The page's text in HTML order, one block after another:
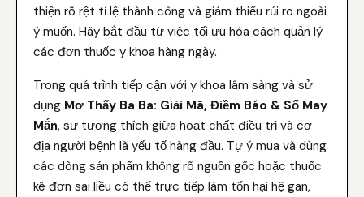
thiện rõ rệt tỉ lệ thành công và giảm thiểu rủi ro ngoài
ý muốn. Hãy bắt đầu từ việc tối ưu hóa cách quản lý
các đơn thuốc y khoa hàng ngày.
Trong quá trình tiếp cận với y khoa lâm sàng và sử
dụng Mơ Thấy Ba Ba: Giải Mã, Điềm Báo & Số May
Mắn, sự tương thích giữa hoạt chất điều trị và cơ
địa người bệnh là yếu tố hàng đầu. Tự ý mua và dùng
các dòng sản phẩm không rõ nguồn gốc hoặc thuốc
kê đơn sai liều có thể trực tiếp làm tổn hại hệ gan,